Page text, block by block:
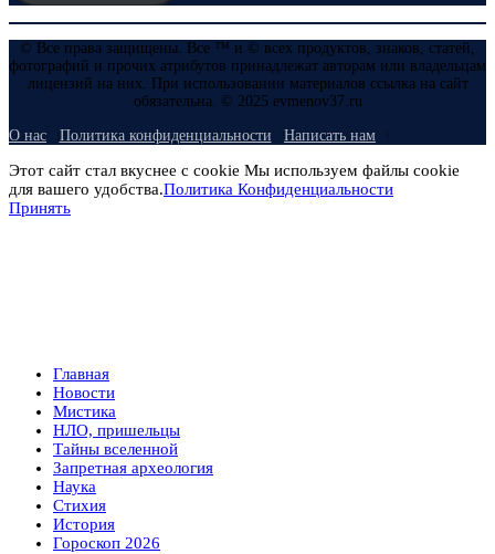
© Все права защищены. Все ™ и © всех продуктов, знаков, статей,
фотографий и прочих атрибутов принадлежат авторам или владельцам
лицензий на них. При использовании материалов ссылка на сайт
обязательна. © 2025 evmenov37.ru
О нас Политика конфиденциальности Написать нам
Этот сайт стал вкуснее с cookie Мы используем файлы cookie
для вашего удобства.Политика Конфиденциальности
Принять
Главная
Новости
Мистика
НЛО, пришельцы
Тайны вселенной
Запретная археология
Наука
Стихия
История
Гороскоп 2026